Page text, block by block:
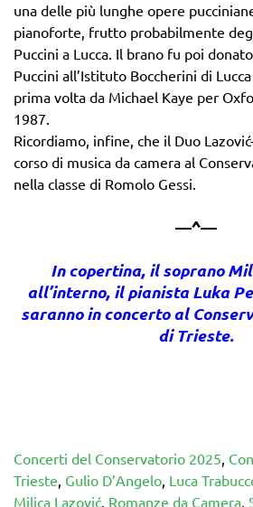
una delle più lunghe opere
pianoforte, frutto probabilmente
Puccini a Lucca. Il brano fu poi
Puccini all’Istituto Boccherini di
prima volta da Michael Kaye per
1987.
Ricordiamo, infine, che il Duo
corso di musica da camera al
nella classe di Romolo Gessi.
—^—
In copertina, il soprano
all’interno, il pianista Luka
saranno in concerto al
di Trieste.
Concerti del Conservatorio 2025,
Trieste, Gulio D’Angelo, Luca
Milica Lazović, Romanze da Camera,